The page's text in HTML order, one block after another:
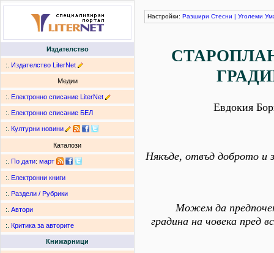
Издателство
:. Издателство LiterNet
Медии
:. Електронно списание LiterNet
:. Електронно списание БЕЛ
:. Културни новини
Каталози
:. По дати: март
:. Електронни книги
:. Раздели / Рубрики
:. Автори
:. Критика за авторите
Книжарници
Настройки: Разшири Стесни | Уголеми
Евдокия
Някъде, отвъд доброто и
Можем да
градина на човека пред